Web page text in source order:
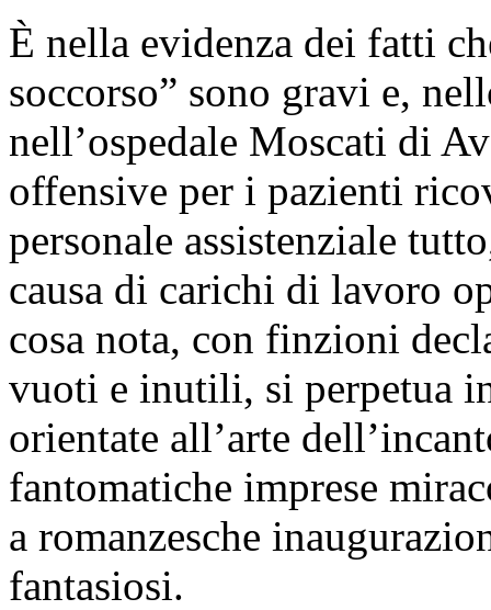
È nella evidenza dei fatti
soccorso” sono gravi e,
nell’ospedale Moscati di
offensive per i pazienti
personale assistenziale
causa di carichi di lavoro
cosa nota, con finzioni
vuoti e inutili, si perpetua
orientate all’arte
fantomatiche imprese
a romanzesche
fantasiosi.